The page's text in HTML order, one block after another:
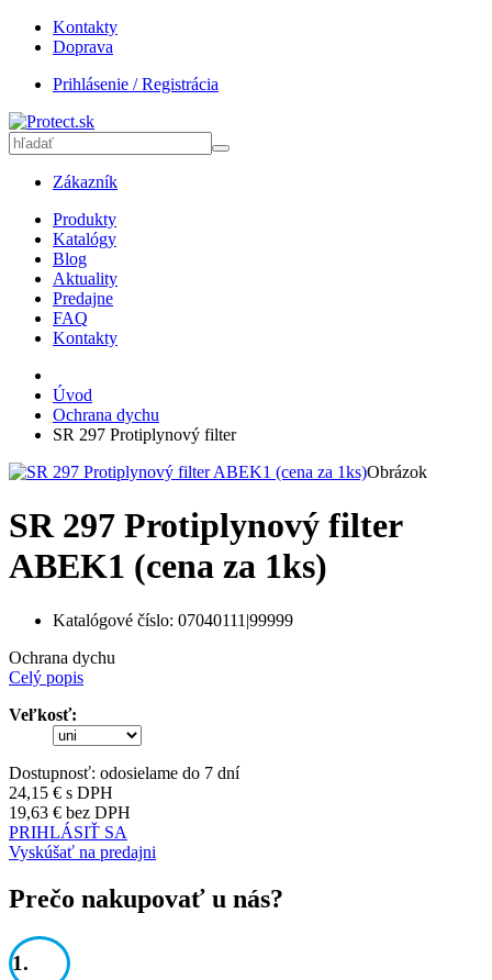
Kontakty
Doprava
Prihlásenie / Registrácia
Zákazník
Produkty
Katalógy
Blog
Aktuality
Predajne
FAQ
Kontakty
Úvod
Ochrana dychu
SR 297 Protiplynový filter
Obrázok
SR 297 Protiplynový filter
ABEK1 (cena za 1ks)
Katalógové číslo: 07040111|99999
Ochrana dychu
Celý popis
Veľkosť:
Dostupnosť: odosielame do 7 dní
24,15 € s DPH
19,63 € bez DPH
PRIHLÁSIŤ SA
Vyskúšať na predajni
Prečo nakupovať u nás?
1.